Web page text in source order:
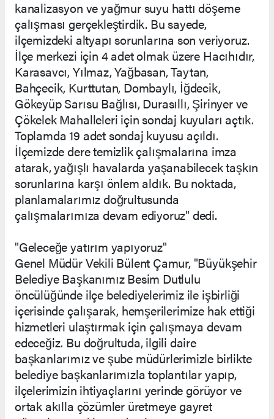
kanalizasyon ve yağmur suyu hattı döşeme
çalışması gerçekleştirdik. Bu sayede,
ilçemizdeki altyapı sorunlarına son veriyoruz.
İlçe merkezi için 4 adet olmak üzere Hacıhıdır,
Karasavcı, Yılmaz, Yağbasan, Taytan,
Bahçecik, Kurttutan, Dombaylı, İğdecik,
Gökeyüp Sarısu Bağlısı, Durasıllı, Şirinyer ve
Çökelek Mahalleleri için sondaj kuyuları açtık.
Toplamda 19 adet sondaj kuyusu açıldı.
İlçemizde dere temizlik çalışmalarına imza
atarak, yağışlı havalarda yaşanabilecek taşkın
sorunlarına karşı önlem aldık. Bu noktada,
planlamalarımız doğrultusunda
çalışmalarımıza devam ediyoruz" dedi.
"Geleceğe yatırım yapıyoruz"
Genel Müdür Vekili Bülent Çamur, "Büyükşehir
Belediye Başkanımız Besim Dutlulu
öncülüğünde ilçe belediyelerimiz ile işbirliği
içerisinde çalışarak, hemşerilerimize hak ettiği
hizmetleri ulaştırmak için çalışmaya devam
edeceğiz. Bu doğrultuda, ilgili daire
başkanlarımız ve şube müdürlerimizle birlikte
belediye başkanlarımızla toplantılar yapıp,
ilçelerimizin ihtiyaçlarını yerinde görüyor ve
ortak akılla çözümler üretmeye gayret